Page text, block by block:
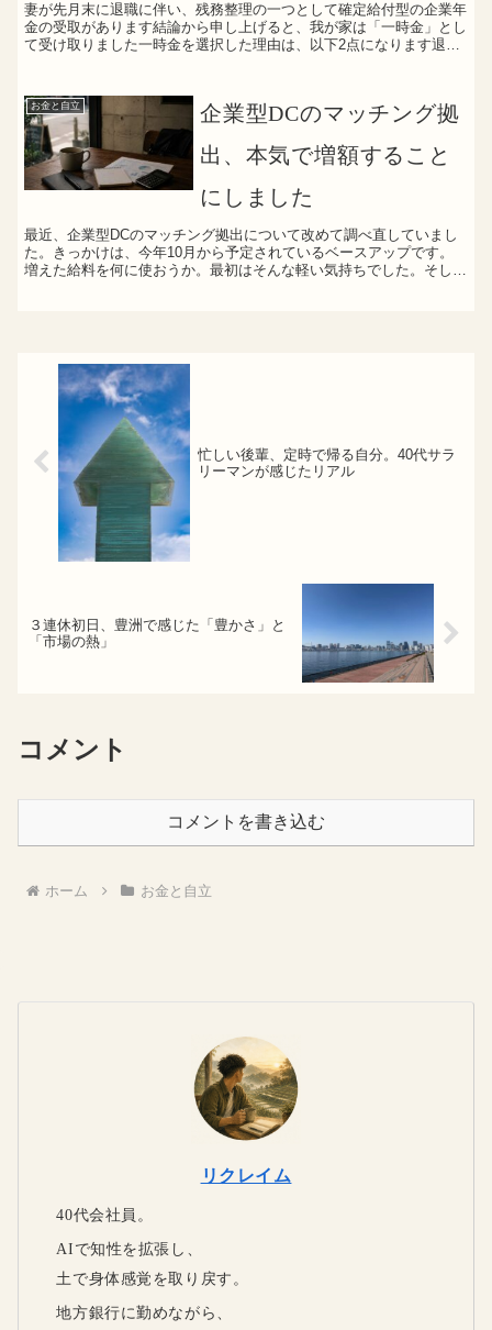
妻が先月末に退職に伴い、残務整理の一つとして確定給付型の企業年
金の受取があります結論から申し上げると、我が家は「一時金」とし
て受け取りました一時金を選択した理由は、以下2点になります退職
お金と自立
企業型DCのマッチング拠
出、本気で増額すること
にしました
最近、企業型DCのマッチング拠出について改めて調べ直していまし
た。きっかけは、今年10月から予定されているベースアップです。
増えた給料を何に使おうか。最初はそんな軽い気持ちでした。そして
忙しい後輩、定時で帰る自分。40代サラ
リーマンが感じたリアル
３連休初日、豊洲で感じた「豊かさ」と
「市場の熱」
コメント
コメントを書き込む
ホーム お金と自立
リクレイム
40代会社員。
AIで知性を拡張し、
土で身体感覚を取り戻す。
地方銀行に勤めながら、